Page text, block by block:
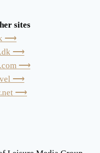
sites
⟶
⟶
⟶
⟶
⟶